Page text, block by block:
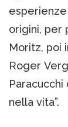
origini, per
Moritz, poi
Roger
nella vita”.